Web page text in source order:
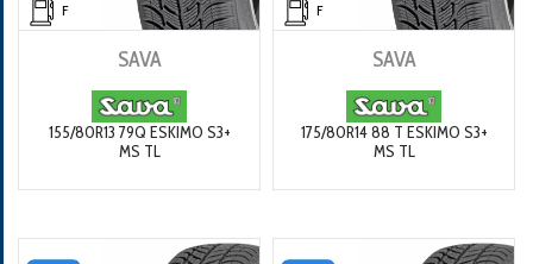
F
SAVA
155/80R13 79Q ESKIMO S3+
MS TL
F
SAVA
175/80R14 88 T ESKIMO S3+
MS TL